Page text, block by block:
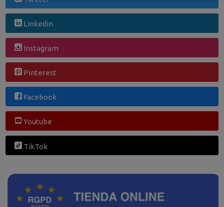
Linkedin
Instagram
Pinterest
Facebook
Youtube
TikTok